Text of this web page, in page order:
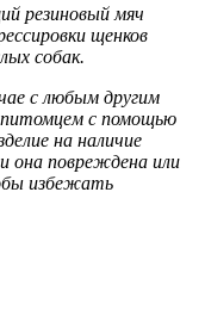
резиновый мяч
щенков
собак.
с любым другим
с помощью
на наличие
она повреждена или
избежать